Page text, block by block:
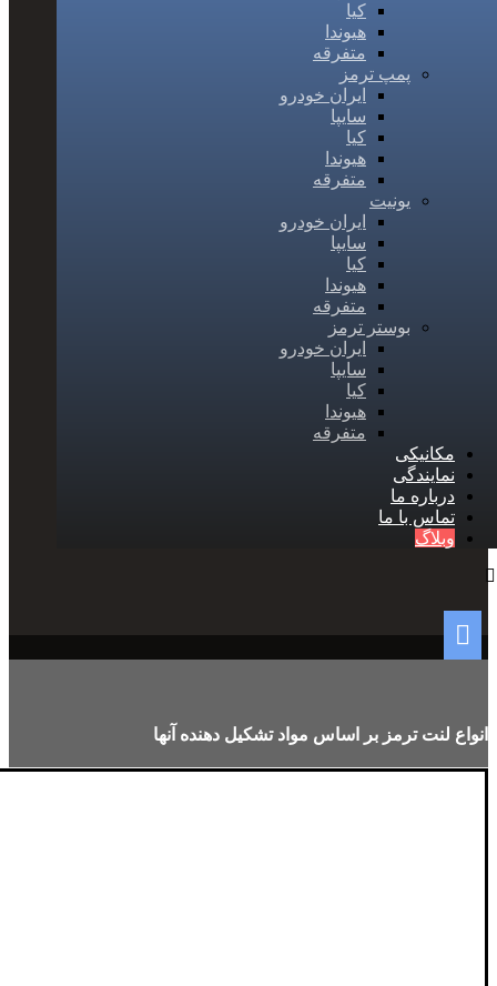
کیا
هیوندا
متفرقه
پمپ ترمز
ایران خودرو
سایپا
کیا
هیوندا
متفرقه
یونیت
ایران خودرو
سایپا
کیا
هیوندا
متفرقه
بوستر ترمز
ایران خودرو
سایپا
کیا
هیوندا
متفرقه
مکانیکی
نمایندگی
درباره ما
تماس با ما
وبلاگ
انواع لنت ترمز بر اساس مواد تشکیل دهنده آنها